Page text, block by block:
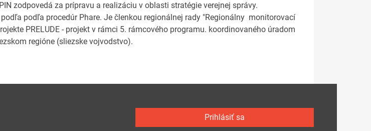
zodpovedá za prípravu a realizáciu v oblasti stratégie verejnej správy.
podľa procedúr Phare. Je členkou regionálnej rady "Regionálny monitorovací
PRELUDE - projekt v rámci 5. rámcového programu. koordinovaného úradom
regióne (sliezske vojvodstvo).
Prihlásiť sa